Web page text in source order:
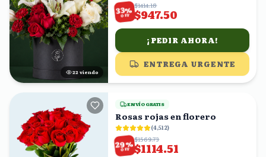
22 viendo
33%
OFF
$1414.18
$947.50
¡PEDIR AHORA!
ENTREGA URGENTE
ENVÍO GRATIS
Rosas rojas en florero
(4,512)
29%
OFF
$1569.73
$1114.51